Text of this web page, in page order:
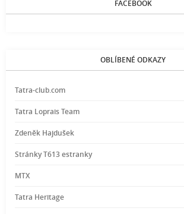
FACEBOOK
OBLÍBENÉ ODKAZY
Tatra-club.com
Tatra Loprais Team
Zdeněk Hajdušek
Stránky T613 estranky
MTX
Tatra Heritage